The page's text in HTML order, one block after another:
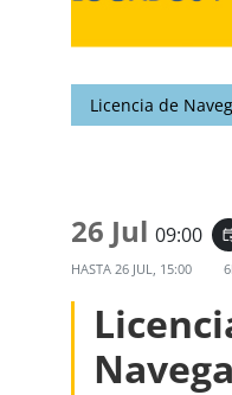
Licencia de
26 Jul 09:00
HASTA 26 JUL, 15:00